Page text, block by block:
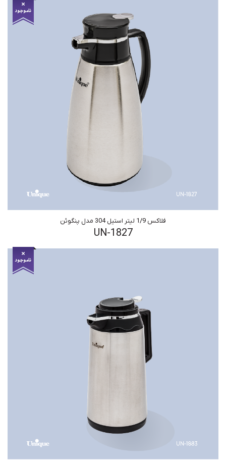
فلاکس 1/9 لیتر استیل 304 مدل پنگوئن
UN-1827